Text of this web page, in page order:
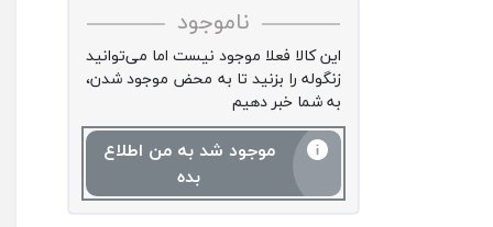
ناموجود
این کالا فعلا موجود نیست اما می‌توانید
زنگوله را بزنید تا به محض موجود شدن،
به شما خبر دهیم
موجود شد به من اطلاع
بده